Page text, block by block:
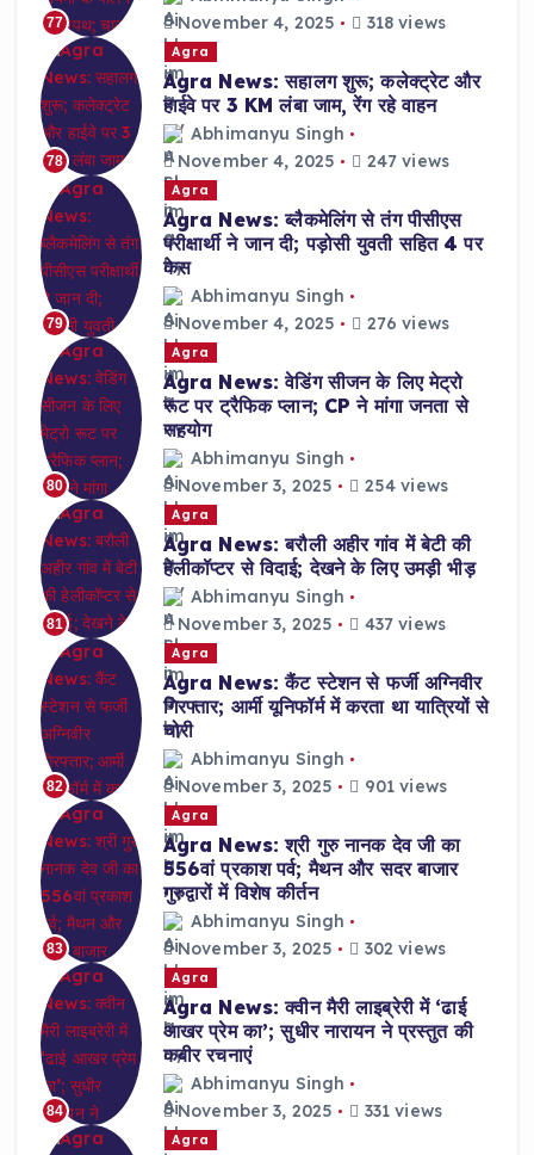
77
November 4, 2025
318 views
78
Agra
Agra News: सहालग शुरू; कलेक्ट्रेट और
हाईवे पर 3 KM लंबा जाम, रेंग रहे वाहन
Abhimanyu Singh
November 4, 2025
247 views
79
Agra
Agra News: ब्लैकमेलिंग से तंग पीसीएस
परीक्षार्थी ने जान दी; पड़ोसी युवती सहित 4 पर
केस
Abhimanyu Singh
November 4, 2025
276 views
80
Agra
Agra News: वेडिंग सीजन के लिए मेट्रो
रूट पर ट्रैफिक प्लान; CP ने मांगा जनता से
सहयोग
Abhimanyu Singh
November 3, 2025
254 views
81
Agra
Agra News: बरौली अहीर गांव में बेटी की
हेलीकॉप्टर से विदाई; देखने के लिए उमड़ी भीड़
Abhimanyu Singh
November 3, 2025
437 views
82
Agra
Agra News: कैंट स्टेशन से फर्जी अग्निवीर
गिरफ्तार; आर्मी यूनिफॉर्म में करता था यात्रियों से
चोरी
Abhimanyu Singh
November 3, 2025
901 views
83
Agra
Agra News: श्री गुरु नानक देव जी का
556वां प्रकाश पर्व; मैथन और सदर बाजार
गुरुद्वारों में विशेष कीर्तन
Abhimanyu Singh
November 3, 2025
302 views
84
Agra
Agra News: क्वीन मैरी लाइब्रेरी में ‘ढाई
आखर प्रेम का’; सुधीर नारायन ने प्रस्तुत की
कबीर रचनाएं
Abhimanyu Singh
November 3, 2025
331 views
Agra